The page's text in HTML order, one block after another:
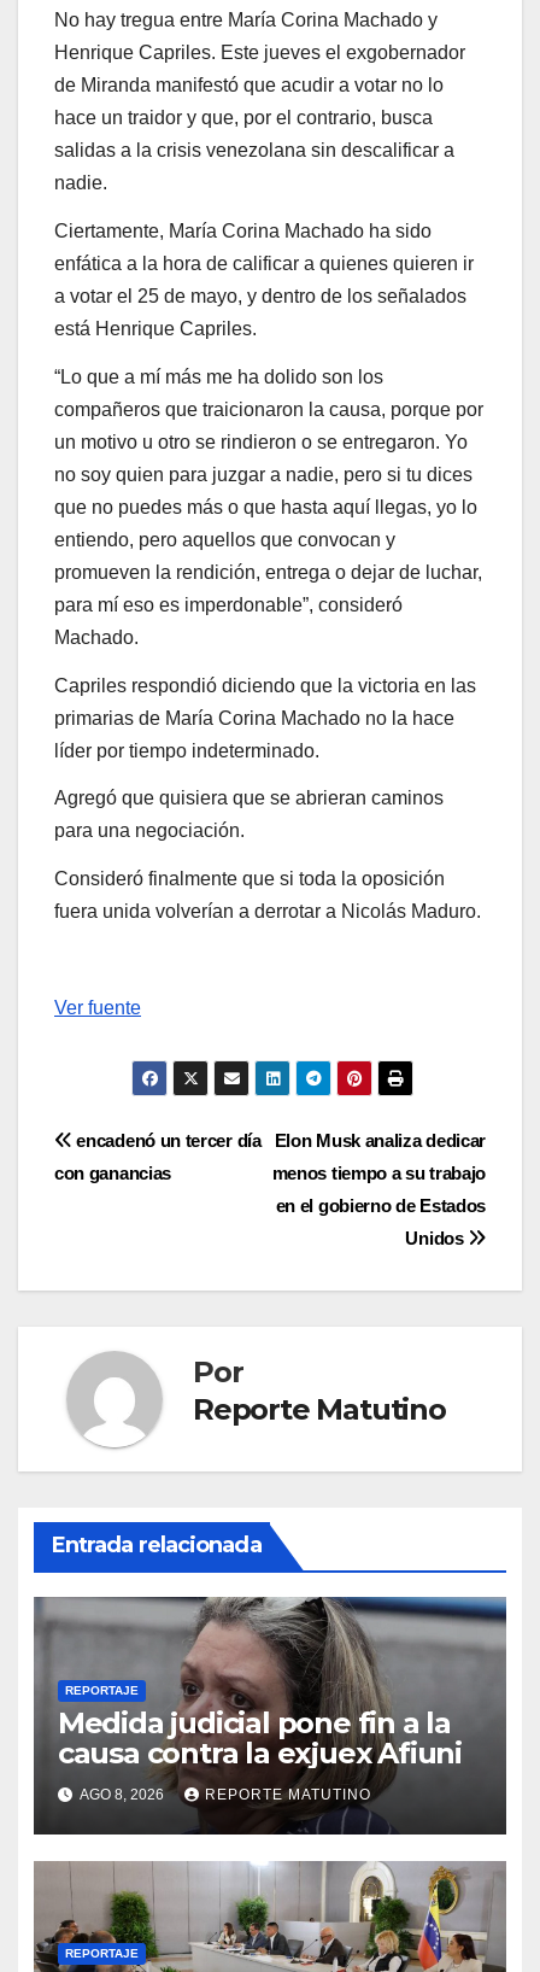
No hay tregua entre María Corina Machado y
Henrique Capriles. Este jueves el exgobernador
de Miranda manifestó que acudir a votar no lo
hace un traidor y que, por el contrario, busca
salidas a la crisis venezolana sin descalificar a
nadie.
Ciertamente, María Corina Machado ha sido
enfática a la hora de calificar a quienes quieren ir
a votar el 25 de mayo, y dentro de los señalados
está Henrique Capriles.
“Lo que a mí más me ha dolido son los
compañeros que traicionaron la causa, porque por
un motivo u otro se rindieron o se entregaron. Yo
no soy quien para juzgar a nadie, pero si tu dices
que no puedes más o que hasta aquí llegas, yo lo
entiendo, pero aquellos que convocan y
promueven la rendición, entrega o dejar de luchar,
para mí eso es imperdonable”, consideró
Machado.
Capriles respondió diciendo que la victoria en las
primarias de María Corina Machado no la hace
líder por tiempo indeterminado.
Agregó que quisiera que se abrieran caminos
para una negociación.
Consideró finalmente que si toda la oposición
fuera unida volverían a derrotar a Nicolás Maduro.
Ver fuente
Navegación
de
Elon Musk analiza dedicar
menos tiempo a su trabajo
en el gobierno de Estados
Unidos
encadenó un tercer día
con ganancias
Por
Reporte Matutino
Entrada relacionada
REPORTAJE
Medida judicial pone fin a la
causa contra la exjuex Afiuni
AGO 8, 2026 REPORTE MATUTINO
REPORTAJE